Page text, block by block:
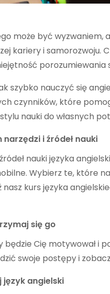
może być wyzwaniem,
kariery i samorozwoju.
szybko nauczyć się
czynników, które
nauki do własnych
i źródeł nauki
nauki języka
Wybierz te, które
kurs języka
się go
Cię motywował i
swoje postępy i
język angielski